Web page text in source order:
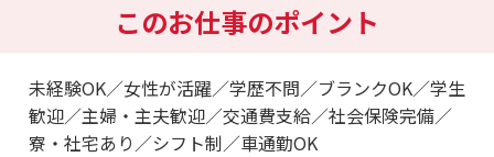
このお仕事のポイント
未経験OK／女性が活躍／学歴不問／ブランクOK／学生
歓迎／主婦・主夫歓迎／交通費支給／社会保険完備／
寮・社宅あり／シフト制／車通勤OK